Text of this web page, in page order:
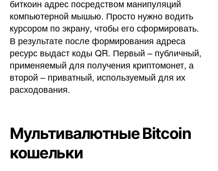
биткоин адрес посредством манипуляций
компьютерной мышью. Просто нужно водить
курсором по экрану, чтобы его сформировать.
В результате после формирования адреса
ресурс выдаст коды QR. Первый – публичный,
применяемый для получения криптомонет, а
второй – приватный, используемый для их
расходования.
Мультивалютные Bitcoin
кошельки